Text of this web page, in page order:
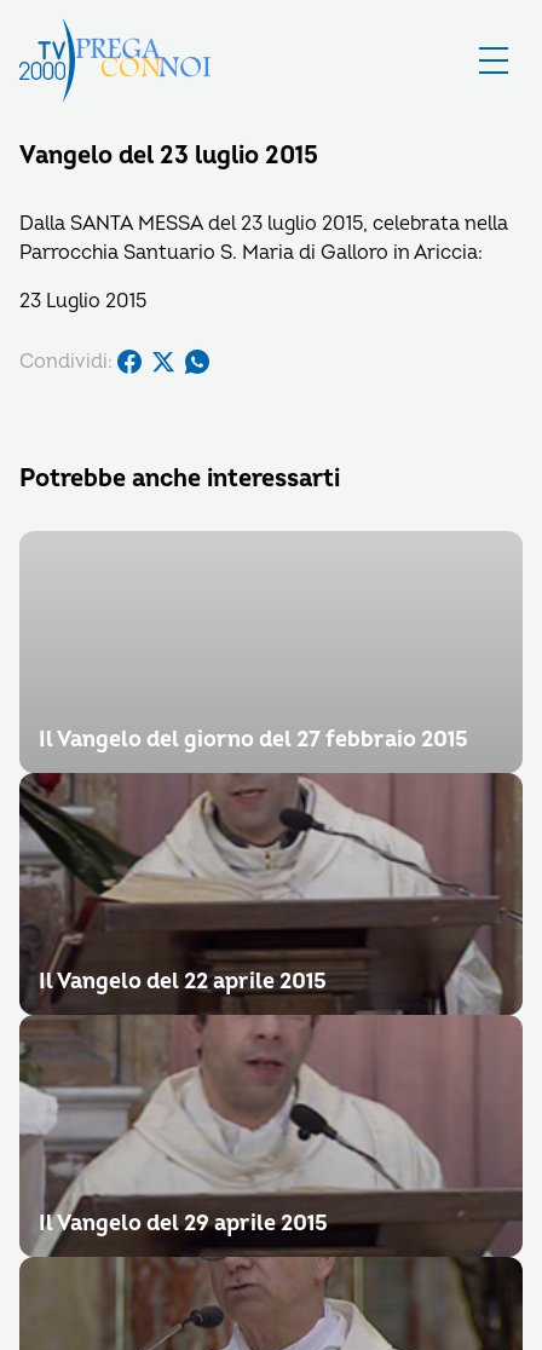
Vangelo del 23 luglio 2015
Dalla SANTA MESSA del 23 luglio 2015, celebrata nella
Parrocchia Santuario S. Maria di Galloro in Ariccia:
23 Luglio 2015
Condividi:
Potrebbe anche interessarti
Il Vangelo del giorno del 27 febbraio 2015
Il Vangelo del 22 aprile 2015
Il Vangelo del 29 aprile 2015